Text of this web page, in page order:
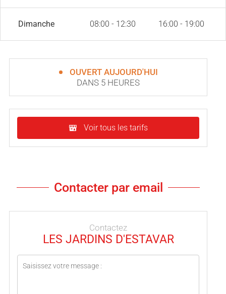
Dimanche 08:00 - 12:30 16:00 - 19:00
OUVERT AUJOURD'HUI
DANS 5 HEURES
Voir tous les tarifs
Contacter par email
Contactez
LES JARDINS D'ESTAVAR